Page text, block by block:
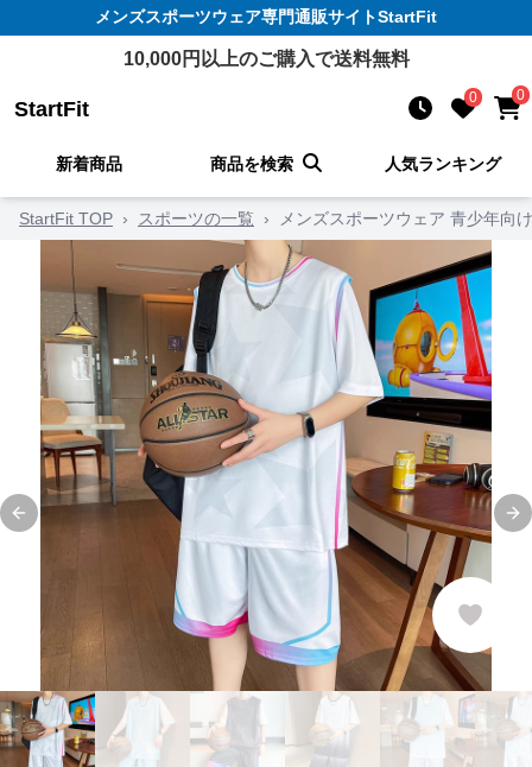
メンズスポーツウェア専門通販サイトStartFit
10,000円以上のご購入で送料無料
StartFit 0 0
新着商品 商品を検索 人気ランキング
StartFit TOP › スポーツの一覧 › メンズスポーツウェア 青少年向
Previous slide